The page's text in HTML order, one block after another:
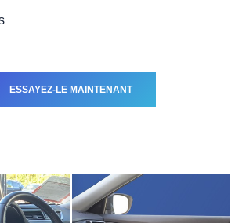
ESSAYEZ-LE MAINTENANT